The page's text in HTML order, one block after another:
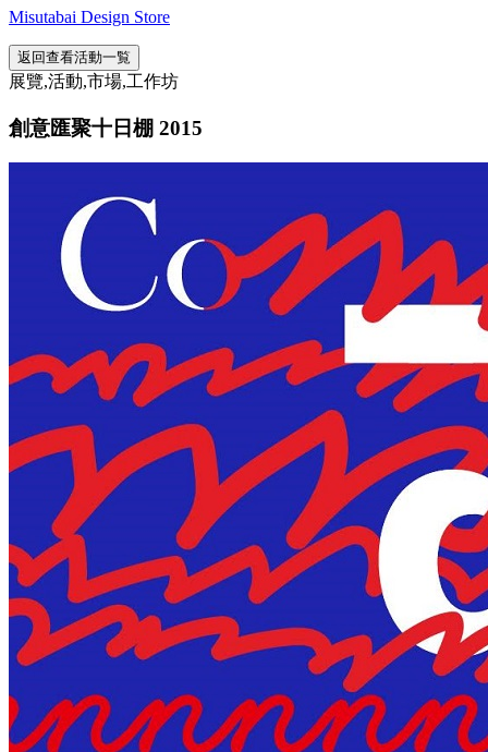
Misutabai Design Store
返回查看活動一覧
展覽,活動,市場,工作坊
創意匯聚十日棚 2015